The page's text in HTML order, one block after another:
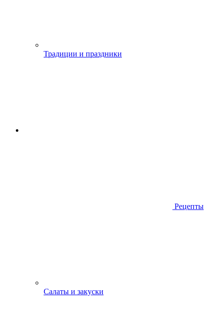
Традиции и праздники
Рецепты
Салаты и закуски